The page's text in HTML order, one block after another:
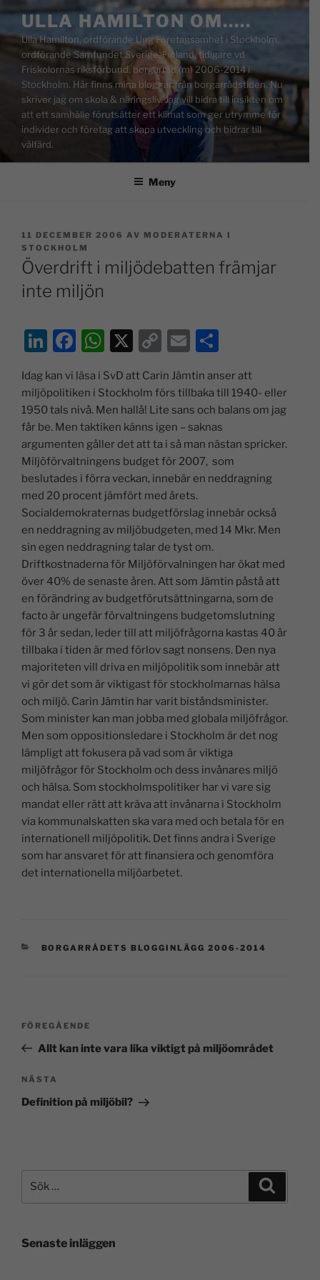
ULLA HAMILTON OM…..
Ulla Hamilton, ordförande Ung Företagsamhet i Stockholm,
ordförande Samfundet Sverige-Finland, tidigare vd
Friskolornas riksförbund, borgarråd (m) 2006-2014 i
Stockholm. Här finns mina bloggar från borgarrådstiden. Nu
skriver jag om skola & näringsliv. Jag vill bidra till insikten om
att ett samhälle förutsätter ett klimat som ger utrymme för
individer och företag att skapa utveckling och bidrar till
välfärd.
Meny
11 DECEMBER 2006 AV MODERATERNA I
STOCKHOLM
Överdrift i miljödebatten främjar
inte miljön
Li
k
e
dI
n
F
c
e
b
o
o
k
W
at
s
A
p
p
X
C
p
y
Li
n
k
E
ai
l
a
Idag kan vi läsa i SvD att Carin Jämtin anser att
miljöpolitiken i Stockholm förs tillbaka till 1940- eller
1950 tals nivå. Men hallå! Lite sans och balans om jag
får be. Men taktiken känns igen – saknas
argumenten gåller det att ta i så man nästan spricker.
Miljöförvaltningens budget för 2007, som
beslutades i förra veckan, innebär en neddragning
med 20 procent jämfört med årets.
Socialdemokraternas budgetförslag innebär också
en neddragning av miljöbudgeten, med 14 Mkr. Men
sin egen neddragning talar de tyst om.
Driftkostnaderna för Miljöförvalningen har ökat med
över 40% de senaste åren. Att som Jämtin påstå att
en förändring av budgetförutsättningarna, som de
facto är ungefär förvaltningens budgetomslutning
för 3 år sedan, leder till att miljöfrågorna kastas 40 år
tillbaka i tiden är med förlov sagt nonsens. Den nya
majoriteten vill driva en miljöpolitik som innebär att
vi gör det som är viktigast för stockholmarnas hälsa
och miljö. Carin Jämtin har varit biståndsminister.
Som minister kan man jobba med globala miljöfrågor.
Men som oppositionsledare i Stockholm är det nog
lämpligt att fokusera på vad som är viktiga
miljöfrågor för Stockholm och dess invånares miljö
och hälsa. Som stockholmspolitiker har vi vare sig
mandat eller rätt att kräva att invånarna i Stockholm
via kommunalskatten ska vara med och betala för en
internationell miljöpolitik. Det finns andra i Sverige
som har ansvaret för att finansiera och genomföra
det internationella miljöarbetet.
BORGARRÅDETS BLOGGINLÄGG 2006-2014
FÖREGÅENDE
Allt kan inte vara lika viktigt på miljöområdet
NÄSTA
Definition på miljöbil?
Senaste inläggen